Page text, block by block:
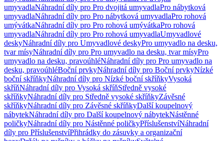
umyvadlaNáhradní díly pro Pro dvojitá umyvadlaPro nábytková
umyvadlaNáhradní díly pro Pro nábytková umyvadlaPro rohová
umývátkaNáhradní díly pro Pro rohová umývátkaPro rohová
umyvadlaNáhradní díly pro Pro rohová umyvadlaUmyvadlové
deskyNáhradní díly pro Umyvadlové deskyPro umyvadlo na desku,
tvar mísyNáhradní díly pro Pro umyvadlo na desku, tvar mísyPro
umyvadlo na desku, pravoúhléNáhradní díly pro Pro umyvadlo na
desku, pravoúhléBoční prvkyNáhradní díly pro Boční prvkyNízké
boční skříňkyNáhradní díly pro Nízké boční skříňkyVysoká
skříňNáhradní díly pro Vysoká skříňStředně vysoké
skříňkyNáhradní díly pro Středně vysoké skříňkyZávěsné
skříňkyNáhradní díly pro Závěsné skříňkyDalší koupelnový
nábytekNáhradní díly pro Další koupelnový nábytekNástěnné
poličkyNáhradní díly pro Nástěnné poličkyPříslušenstvíNáhradní
díly pro PříslušenstvíPřihrádky do zásuvky a organizační